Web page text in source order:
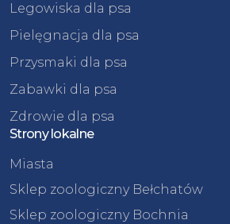
Legowiska dla psa
Pielęgnacja dla psa
Przysmaki dla psa
Zabawki dla psa
Zdrowie dla psa
Strony lokalne
Miasta
Sklep zoologiczny Bełchatów
Sklep zoologiczny Bochnia